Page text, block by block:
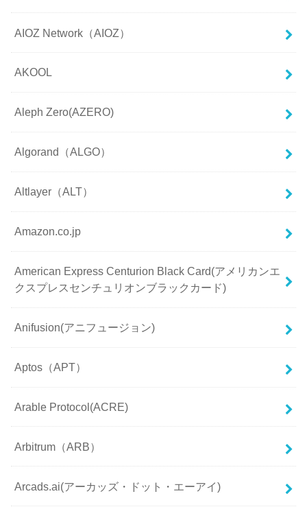
AIOZ Network（AIOZ）
AKOOL
Aleph Zero(AZERO)
Algorand（ALGO）
Altlayer（ALT）
Amazon.co.jp
American Express Centurion Black Card(アメリカンエ
クスプレスセンチュリオンブラックカード)
Anifusion(アニフュージョン)
Aptos（APT）
Arable Protocol(ACRE)
Arbitrum（ARB）
Arcads.ai(アーカッズ・ドット・エーアイ)